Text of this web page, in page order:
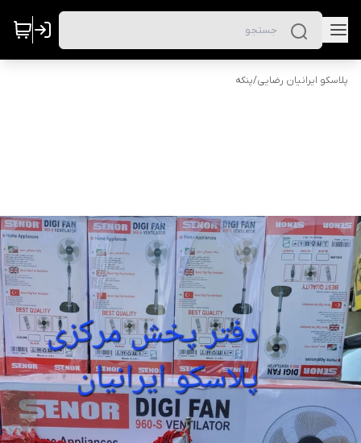
پلاسکو ایرانیان رضایی/پنکه